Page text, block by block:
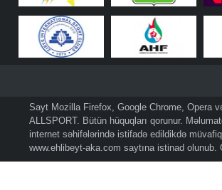
Sayt Mozilla Firefox, Google Chrome, Opera
ALLSPORT. Bütün hüquqları qorunur.
internet səhifələrində istifadə edildikdə
www.ehlibeyt-aka.com saytına istinad olunub.